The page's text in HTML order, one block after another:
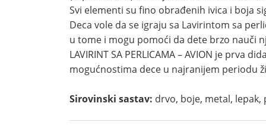
Svi elementi su fino obrađenih ivica i boja
Deca vole da se igraju sa Lavirintom sa
u tome i mogu pomoći da dete brzo nauči
LAVIRINT SA PERLICAMA – AVION je
mogućnostima dece u najranijem periodu
Sirovinski sastav: drvo, boje, metal, lepak,